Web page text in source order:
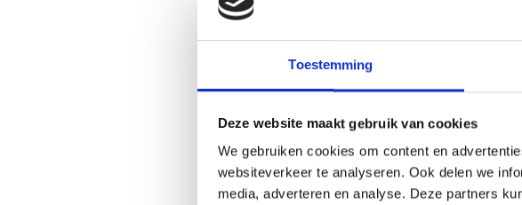
Toestemming
Deze website maakt gebruik van cookies
We gebruiken cookies om content en
websiteverkeer te analyseren. Ook delen we
media, adverteren en analyse. Deze partners